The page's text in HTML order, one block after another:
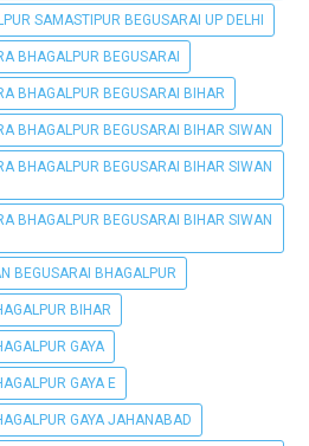
SAMASTIPUR BEGUSARAI UP DELHI
BHAGALPUR BEGUSARAI
BHAGALPUR BEGUSARAI BIHAR
BHAGALPUR BEGUSARAI BIHAR SIWAN
BHAGALPUR BEGUSARAI BIHAR SIWAN
BHAGALPUR BEGUSARAI BIHAR SIWAN
BEGUSARAI BHAGALPUR
BIHAR
GAYA
GAYA E
GAYA JAHANABAD